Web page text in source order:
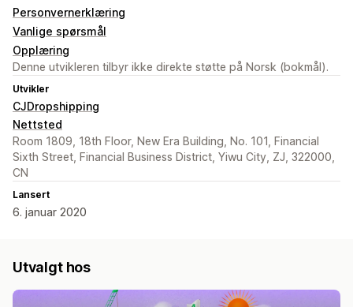
Personvernerklæring
Vanlige spørsmål
Opplæring
Denne utvikleren tilbyr ikke direkte støtte på Norsk (bokmål).
Utvikler
CJDropshipping
Nettsted
Room 1809, 18th Floor, New Era Building, No. 101, Financial
Sixth Street, Financial Business District, Yiwu City, ZJ, 322000,
CN
Lansert
6. januar 2020
Utvalgt hos